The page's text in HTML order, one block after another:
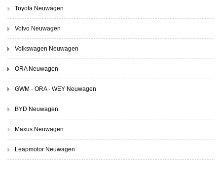
Toyota Neuwagen
Volvo Neuwagen
Volkswagen Neuwagen
ORA Neuwagen
GWM - ORA - WEY Neuwagen
BYD Neuwagen
Maxus Neuwagen
Leapmotor Neuwagen